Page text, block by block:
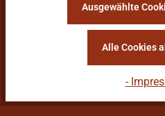
Di. - Fr.: 10:00 18:00
Ausgewählte
Alle Cookies
-